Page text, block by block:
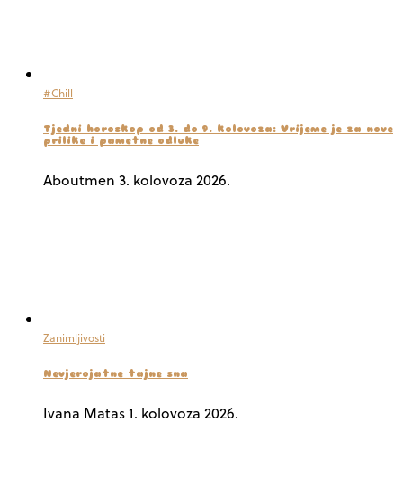
#Chill
Tjedni horoskop od 3. do 9. kolovoza: Vrijeme je za nove
prilike i pametne odluke
Aboutmen 3. kolovoza 2026.
Zanimljivosti
Nevjerojatne tajne sna
Ivana Matas1. kolovoza 2026.